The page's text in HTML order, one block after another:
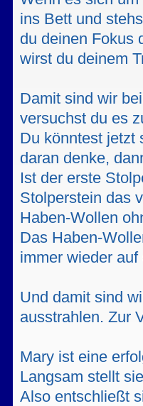
ins Bett und
du deinen Fokus
wirst du deinem
Damit sind wir
versuchst du es
Du könntest jetzt
daran denke,
Ist der erste
Stolperstein das
Haben-Wollen
Das Haben-
immer wieder
Und damit sind
ausstrahlen. Zur
Mary ist eine
Langsam stellt
Also entschließt